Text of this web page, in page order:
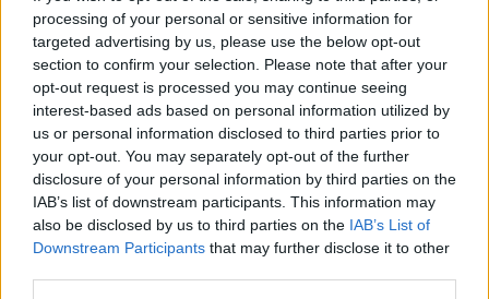
processing of your personal or sensitive information for
targeted advertising by us, please use the below opt-out
section to confirm your selection. Please note that after your
opt-out request is processed you may continue seeing
interest-based ads based on personal information utilized by
us or personal information disclosed to third parties prior to
your opt-out. You may separately opt-out of the further
disclosure of your personal information by third parties on the
IAB’s list of downstream participants. This information may
also be disclosed by us to third parties on the IAB’s List of
Downstream Participants that may further disclose it to other
Οδηγός διατροφής για το καλοκαίρι
TAGS ζέστη καρκίνος